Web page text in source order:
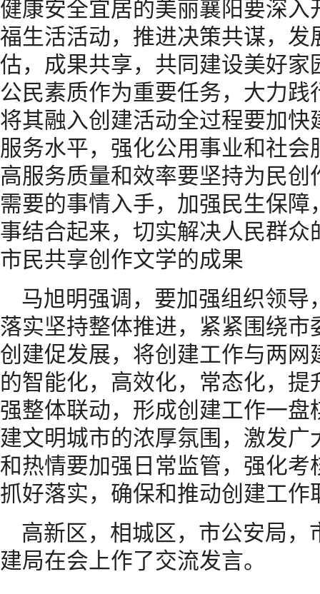
健康安全宜居的美丽襄阳要深
福生活活动，推进决策共谋，
估，成果共享，共同建设美好
公民素质作为重要任务，大力
将其融入创建活动全过程要加
服务水平，强化公用事业和社
高服务质量和效率要坚持为民
需要的事情入手，加强民生保
事结合起来，切实解决人民群
市民共享创作文学的成果
马旭明强调，要加强组织领
落实坚持整体推进，紧紧围绕
创建促发展，将创建工作与两
的智能化，高效化，常态化，
强整体联动，形成创建工作一
建文明城市的浓厚氛围，激发
和热情要加强日常监管，强化
抓好落实，确保和推动创建工作
高新区，相城区，市公安局
建局在会上作了交流发言。